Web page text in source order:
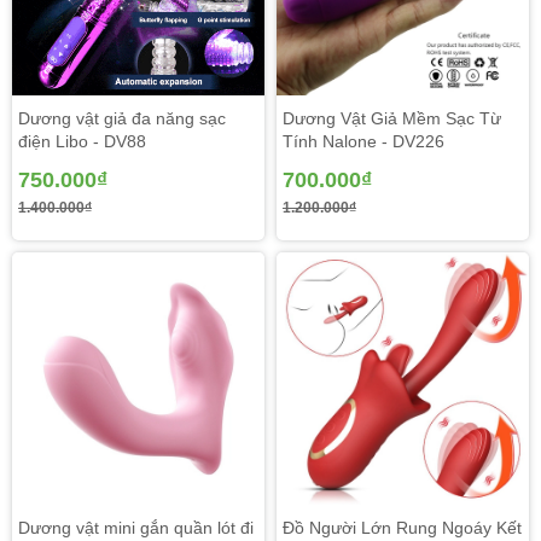
Dương vật giả đa năng sạc
điện Libo - DV88
750.000₫
1.400.000₫
Dương Vật Giả Mềm Sạc Từ
Tính Nalone - DV226
700.000₫
1.200.000₫
Dương vật mini gắn quần lót đi
Đồ Người Lớn Rung Ngoáy Kết